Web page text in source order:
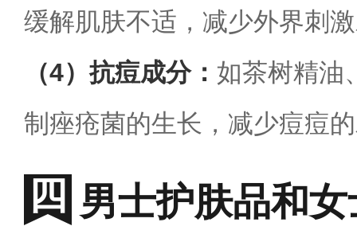
缓解肌肤不适，减少外界刺
（4）抗痘成分： 如茶树精油
制痤疮菌的生长，减少痘痘
男士护肤品和